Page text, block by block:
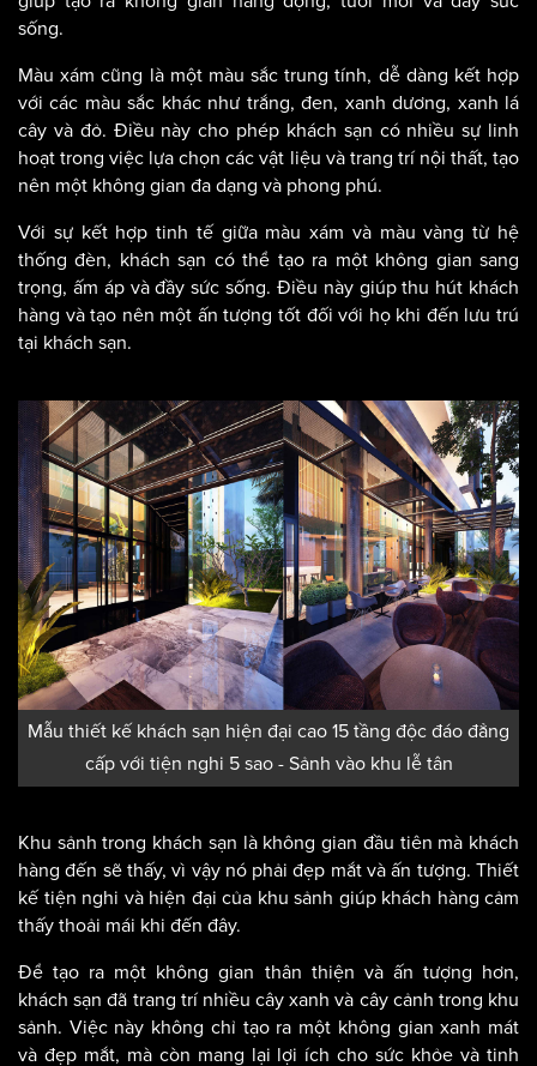
sống.
Màu xám cũng là một màu sắc trung tính, dễ dàng kết hợp
với các màu sắc khác như trắng, đen, xanh dương, xanh lá
cây và đỏ. Điều này cho phép khách sạn có nhiều sự linh
hoạt trong việc lựa chọn các vật liệu và trang trí nội thất, tạo
nên một không gian đa dạng và phong phú.
Với sự kết hợp tinh tế giữa màu xám và màu vàng từ hệ
thống đèn, khách sạn có thể tạo ra một không gian sang
trọng, ấm áp và đầy sức sống. Điều này giúp thu hút khách
hàng và tạo nên một ấn tượng tốt đối với họ khi đến lưu trú
tại khách sạn.
Mẫu thiết kế khách sạn hiện đại cao 15 tầng độc đáo đẳng
cấp với tiện nghi 5 sao - Sảnh vào khu lễ tân
Khu sảnh trong khách sạn là không gian đầu tiên mà khách
hàng đến sẽ thấy, vì vậy nó phải đẹp mắt và ấn tượng. Thiết
kế tiện nghi và hiện đại của khu sảnh giúp khách hàng cảm
thấy thoải mái khi đến đây.
Để tạo ra một không gian thân thiện và ấn tượng hơn,
khách sạn đã trang trí nhiều cây xanh và cây cảnh trong khu
sảnh. Việc này không chỉ tạo ra một không gian xanh mát
và đẹp mắt, mà còn mang lại lợi ích cho sức khỏe và tinh